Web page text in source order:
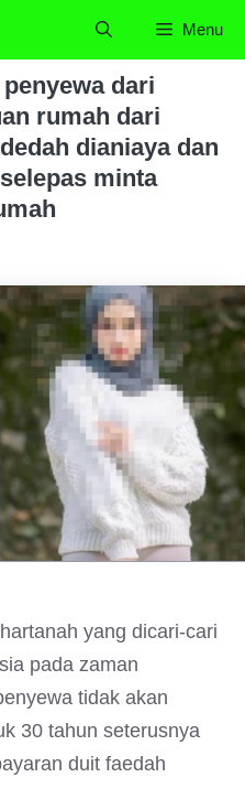
Menu
dari
rumah dari
dianiaya dan
minta
yang dicari-cari
pada zaman
tidak akan
30 tahun seterusnya
duit faedah